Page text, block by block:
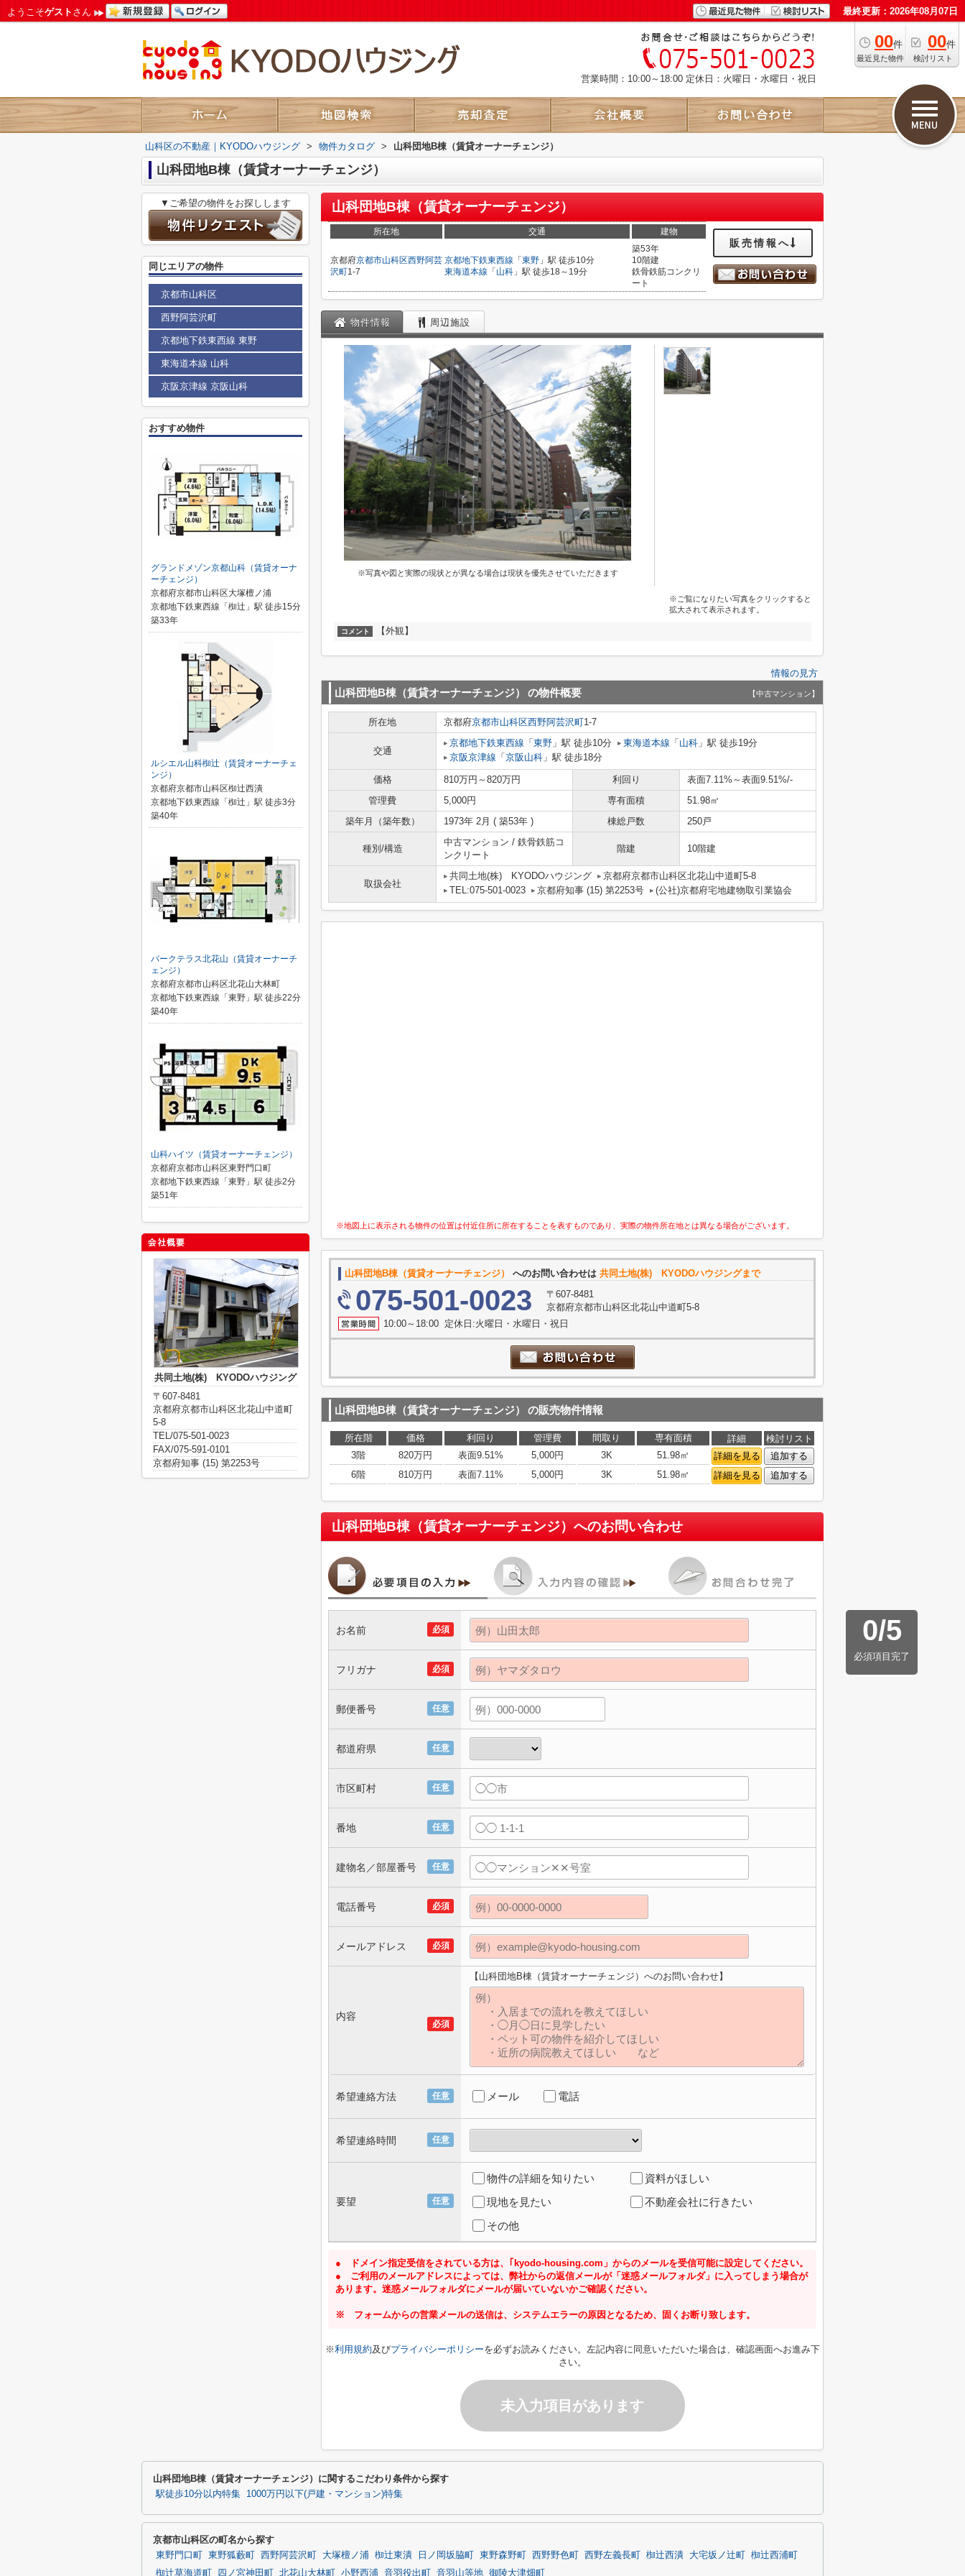
ようこそゲストさん 最終更新：2026年08月07日
00件
最近見た物件
00件
検討リスト
営業時間：10:00～18:00 定休日：火曜日・水曜日・祝日
山科区の不動産｜KYODOハウジング > 物件カタログ > 山科団地B棟（賃貸オーナーチェンジ）
山科団地B棟（賃貸オーナーチェンジ）
山科団地B棟（賃貸オーナーチェンジ）
所在地 交通 建物
京都府京都市山科区西野阿芸
沢町1-7
京都地下鉄東西線 「 東野 」駅 徒歩10分
東海道本線 「 山科 」駅 徒歩18～19分
築53年
10階建
鉄骨鉄筋コンクリ
ート
販売情報へ
物件情報 周辺施設
※写真や図と実際の現状とが異なる場合は現状を優先させていただきます
※ご覧になりたい写真をクリックすると
拡大されて表示されます。
コメント 【外観】
情報の見方
山科団地B棟（賃貸オーナーチェンジ） の物件概要 【中古マンション】
所在地 京都府京都市山科区西野阿芸沢町1-7
交通
京都地下鉄東西線 「 東野 」駅 徒歩10分 東海道本線 「 山科 」駅 徒歩19分
京阪京津線 「 京阪山科 」駅 徒歩18分
価格 810万円～820万円 利回り
表面7.11%～表面9.51%/-
管理費
5,000円 専有面積
51.98㎡
築年月（築年数）
1973年 2月 ( 築53年 ) 棟総戸数 250戸
種別/構造
中古マンション / 鉄骨鉄筋コ
ンクリート
階建 10階建
取扱会社
共同土地(株) KYODOハウジング
京都府京都市山科区北花山中道町5-8
TEL:075-501-0023
京都府知事 (15) 第2253号 (公社)京都府宅地建物取引業協会
※地図上に表示される物件の位置は付近住所に所在することを表すものであり、実際の物件所在地とは異なる場合がございます。
山科団地B棟（賃貸オーナーチェンジ） へのお問い合わせは 共同土地(株) KYODOハウジングまで
075-501-0023
〒607-8481
京都府京都市山科区北花山中道町5-8
10:00～18:00 定休日:火曜日・水曜日・祝日
山科団地B棟（賃貸オーナーチェンジ） の販売物件情報
所在階 価格 利回り 管理費 間取り 専有面積 詳細
検討リスト
3階
820万円 表面9.51% 5,000円 3K 51.98㎡ 詳細を見る
追加する
6階
810万円 表面7.11% 5,000円 3K 51.98㎡ 詳細を見る 追加する
山科団地B棟（賃貸オーナーチェンジ） へのお問い合わせ
0/5
必須項目完了
必須
お名前
必須
フリガナ
任意
郵便番号
任意
都道府県
任意
市区町村
任意
番地
任意
建物名／部屋番号
必須
電話番号
必須
メールアドレス
必須
内容
【山科団地B棟（賃貸オーナーチェンジ）へのお問い合わせ】
任意
希望連絡方法 メール 電話
任意
希望連絡時間
任意
要望
物件の詳細を知りたい
資料がほしい
現地を見たい
不動産会社に行きたい
その他
● ドメイン指定受信をされている方は、｢kyodo-housing.com」からのメールを受信可能に設定してください。
● ご利用のメールアドレスによっては、弊社からの返信メールが「迷惑メールフォルダ」に入ってしまう場合が
あります。迷惑メールフォルダにメールが届いていないかご確認ください。
※ フォームからの営業メールの送信は、システムエラーの原因となるため、固くお断り致します。
※利用規約及びプライバシーポリシーを必ずお読みください。左記内容に同意いただいた場合は、確認画面へお進み下
さい。
未入力項目があります
▼ご希望の物件をお探しします
同じエリアの物件
京都市山科区
西野阿芸沢町
京都地下鉄東西線 東野
東海道本線 山科
京阪京津線 京阪山科
おすすめ物件
グランドメゾン京都山科（賃貸オーナ
ーチェンジ）
京都府京都市山科区大塚檀ノ浦
京都地下鉄東西線「椥辻」駅 徒歩15分
築33年
ルシエル山科椥辻（賃貸オーナーチェ
ンジ）
京都府京都市山科区椥辻西潰
京都地下鉄東西線「椥辻」駅 徒歩3分
築40年
パークテラス北花山（賃貸オーナーチ
ェンジ）
京都府京都市山科区北花山大林町
京都地下鉄東西線「東野」駅 徒歩22分
築40年
山科ハイツ（賃貸オーナーチェンジ）
京都府京都市山科区東野門口町
京都地下鉄東西線「東野」駅 徒歩2分
築51年
共同土地(株) KYODOハウジング
〒607-8481
京都府京都市山科区北花山中道町
5-8
TEL/075-501-0023
FAX/075-591-0101
京都府知事 (15) 第2253号
山科団地B棟（賃貸オーナーチェンジ）に関するこだわり条件から探す
駅徒歩10分以内特集 1000万円以下(戸建・マンション)特集
京都市山科区の町名から探す
東野門口町 東野狐藪町 西野阿芸沢町 大塚檀ノ浦 椥辻東潰 日ノ岡坂脇町 東野森野町 西野野色町 西野左義長町 椥辻西潰 大宅坂ノ辻町
椥辻西浦町
椥辻草海道町
四ノ宮神田町 北花山大林町 小野西浦 音羽役出町 音羽山等地 御陵大津畑町